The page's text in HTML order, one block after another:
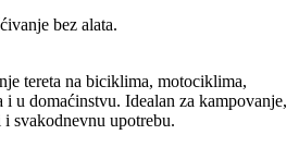
bez alata.
tereta na biciklima, motociklima,
u domaćinstvu. Idealan za kampovanje,
svakodnevnu upotrebu.